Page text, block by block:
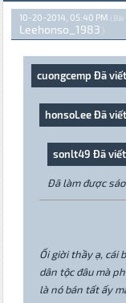
10-20-2014, 05:40 PM
Leehonso_1983 .)
cuongcemp Đã
honsoLee Đã
sonlt49 Đã
Đã làm được
Ối giời thầy ạ, cái
dân tộc đâu mà
là nó bán tất ấy